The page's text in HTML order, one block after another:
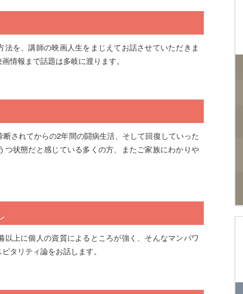
を、講師の映画人生をまじえてお話させていただきま
情報まで話題は多岐に渡ります。
されてからの2年間の闘病生活、そして回復していった
状態だと感じている多くの方、またご家族にわかりや
上に個人の資質によるところが強く、そんなマンパワ
タリティ論をお話します。